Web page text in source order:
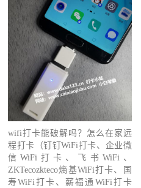
wifi打卡能破解吗？怎么在家远
程打卡（钉钉WiFi打卡、企业微
信WiFi打卡、飞书WiFi、
ZKTecozkteco熵基WiFi打卡、国
寿WiFi打卡、薪福通WiFi打卡